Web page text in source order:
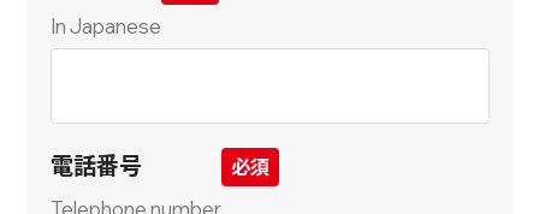
In Japanese
電話番号
Telephone number